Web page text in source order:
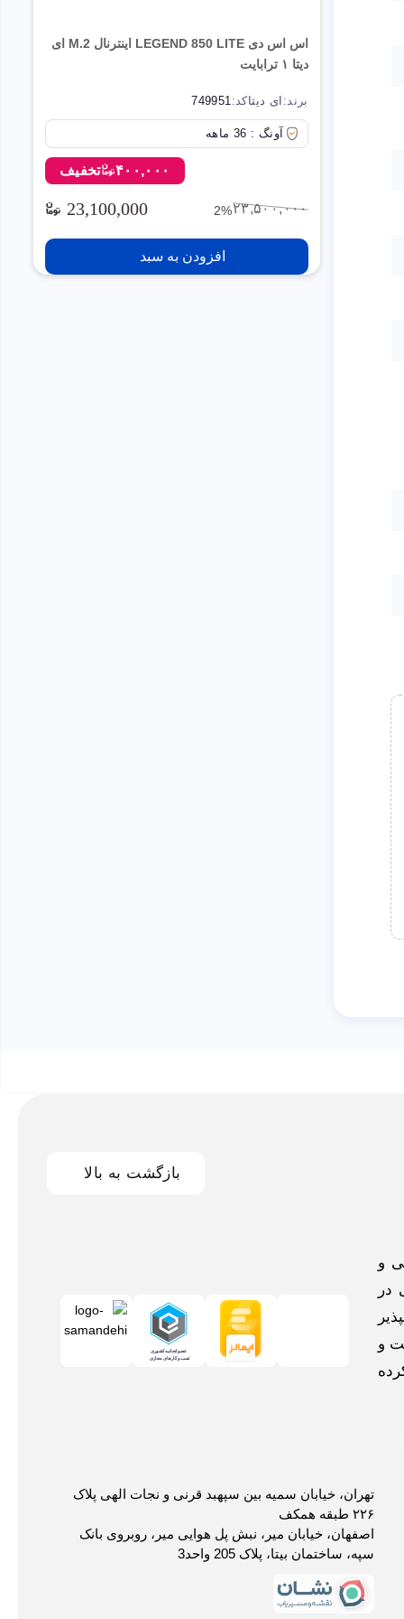
اس اس دی LEGEND 850 LITE اینترنال M.2 ای
دیتا ۱ ترابایت
برند: ای دیتاکد: 749951
آونگ : 36 ماهه
۴۰۰,۰۰۰ تخفیف
۲۳,۵۰۰,۰۰۰2%
23,100,000
افزودن به سبد
بازگشت به بالا
و
در
و
تهران، خیابان سمیه بین سپهبد قرنی و نجات الهی پلاک
۲۲۶ طبقه همکف
اصفهان، خیابان میر، نبش پل هوایی میر، روبروی بانک
سپه، ساختمان بیتا، پلاک 205 واحد3